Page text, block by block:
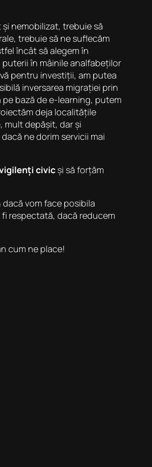
nemobilizat, trebuie să
trebuie să ne suflecăm
încât să alegem în
în mâinile analfabeților
pentru investiții, am putea
inversarea migrației prin
bază de e-learning, putem
deja localitățile
mult depășit, dar și
ne dorim servicii mai
civic și să forțăm
vom face posibila
respectată, dacă reducem
cum ne place!